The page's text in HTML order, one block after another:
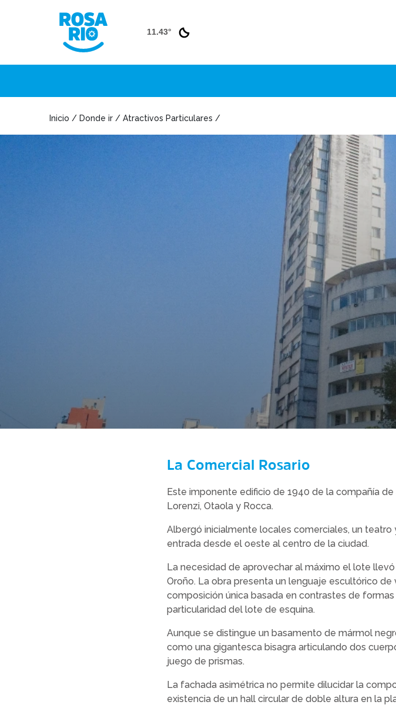
11.43°
Inicio / Donde ir / Atractivos Particulares /
La Comercial Rosario
Este imponente edificio de 1940 de la compañía
Lorenzi, Otaola y Rocca.
Albergó inicialmente locales comerciales, un
entrada desde el oeste al centro de la ciudad.
La necesidad de aprovechar al máximo el lote
Oroño. La obra presenta un lenguaje escultórico
composición única basada en contrastes de
particularidad del lote de esquina.
Aunque se distingue un basamento de mármol
como una gigantesca bisagra articulando dos
juego de prismas.
La fachada asimétrica no permite dilucidar la
existencia de un hall circular de doble altura en la